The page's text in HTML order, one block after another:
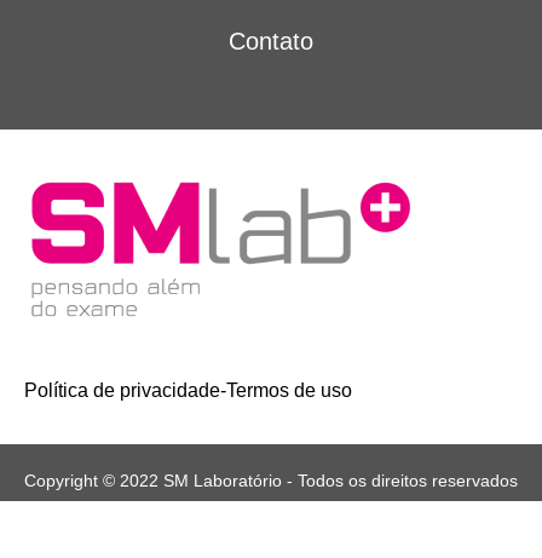
Contato
Política de privacidade-Termos de uso
Copyright © 2022 SM Laboratório - Todos os direitos reservados